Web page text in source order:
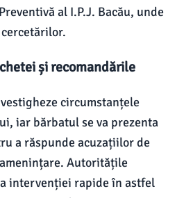
al I.P.J. Bacău, unde
și recomandările
circumstanțele
iar bărbatul se va prezenta
a răspunde acuzațiilor de
Autoritățile
intervenției rapide în astfel